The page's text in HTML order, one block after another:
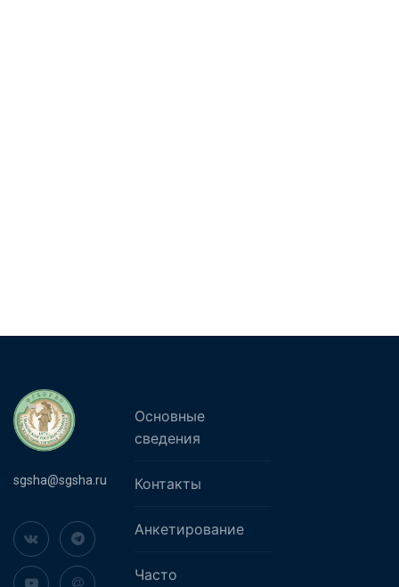
sgsha@sgsha.ru
Основные
сведения
Контакты
Анкетирование
Часто